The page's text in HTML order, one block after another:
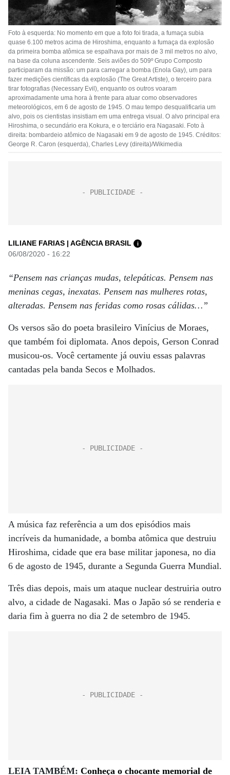
Foto à esquerda: No momento em que a foto foi tirada, a fumaça subia
quase 6.100 metros acima de Hiroshima, enquanto a fumaça da explosão
da primeira bomba atômica se espalhava por mais de 3 mil metros no alvo,
na base da coluna ascendente. Seis aviões do 509º Grupo Composto
participaram da missão: um para carregar a bomba (Enola Gay), um para
fazer medições científicas da explosão (The Great Artiste), o terceiro para
tirar fotografias (Necessary Evil), enquanto os outros voaram
aproximadamente uma hora à frente para atuar como observadores
meteorológicos, em 6 de agosto de 1945. O mau tempo desqualificaria um
alvo, pois os cientistas insistiam em uma entrega visual. O alvo principal era
Hiroshima, o secundário era Kokura, e o terciário era Nagasaki. Foto à
direita: bombardeio atômico de Nagasaki em 9 de agosto de 1945. Créditos:
George R. Caron (esquerda), Charles Levy (direita)/Wikimedia
LILIANE FARIAS | AGÊNCIA BRASIL i
06/08/2020 - 16:22
“Pensem nas crianças mudas, telepáticas. Pensem nas
meninas cegas, inexatas. Pensem nas mulheres rotas,
alteradas. Pensem nas feridas como rosas cálidas…”
Os versos são do poeta brasileiro Vinícius de Moraes,
que também foi diplomata. Anos depois, Gerson Conrad
musicou-os. Você certamente já ouviu essas palavras
cantadas pela banda Secos e Molhados.
A música faz referência a um dos episódios mais
incríveis da humanidade, a bomba atômica que destruiu
Hiroshima, cidade que era base militar japonesa, no dia
6 de agosto de 1945, durante a Segunda Guerra Mundial.
Três dias depois, mais um ataque nuclear destruiria outro
alvo, a cidade de Nagasaki. Mas o Japão só se renderia e
daria fim à guerra no dia 2 de setembro de 1945.
LEIA TAMBÉM: Conheça o chocante memorial de